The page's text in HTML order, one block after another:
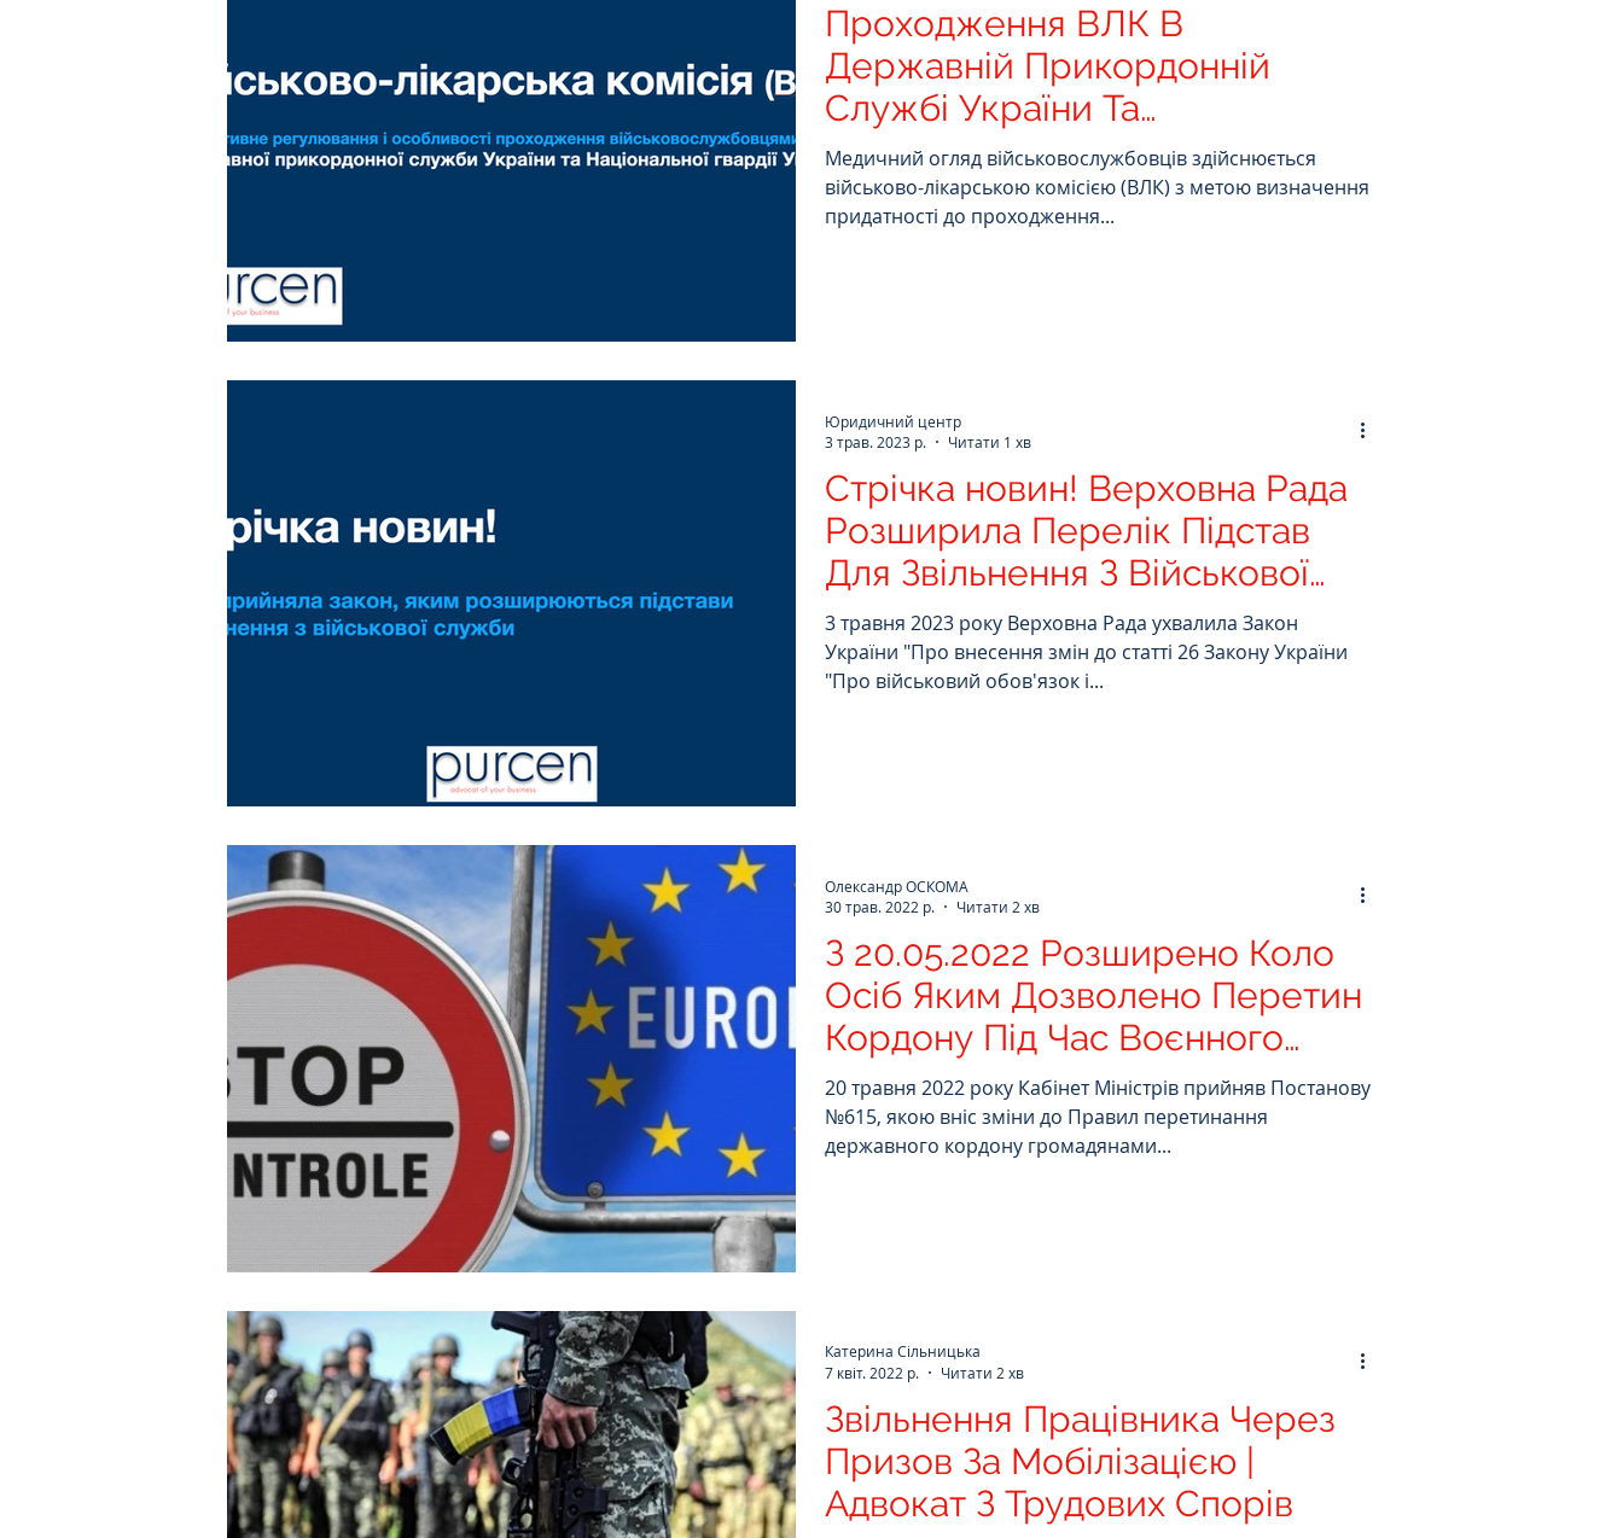
Кримінальне Сімейне ЄСПЛ Цивільне ДТП
Проходження ВЛК В
Державній Прикордонній
Службі України Та
Національної Гвардії України.
Варто знати
Медичний огляд військовослужбовців здійснюється
військово-лікарською комісією (ВЛК) з метою визначення
придатності до проходження...
Стрічка новин! Верховна Рада
Розширила Перелік Підстав
Для Звільнення З Військової
Служби!
3 травня 2023 року Верховна Рада ухвалила Закон
України "Про внесення змін до статті 26 Закону України
"Про військовий обов'язок і...
Юридичний центр
3 трав. 2023 р.
Читати 1 хв
З 20.05.2022 Розширено Коло
Осіб Яким Дозволено Перетин
Кордону Під Час Воєнного
Стану
20 травня 2022 року Кабінет Міністрів прийняв Постанову
№615, якою вніс зміни до Правил перетинання
державного кордону громадянами...
Олександр ОСКОМА
30 трав. 2022 р.
Читати 2 хв
Звільнення Працівника Через
Призов За Мобілізацією |
Адвокат З Трудових Спорів
Катерина Сільницька
7 квіт. 2022 р.
Читати 2 хв